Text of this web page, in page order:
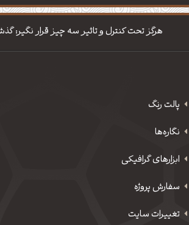
هرگز تحت کنترل و تاثیر سه چیز قرار نگیر:
پالت رنگ
نگاره‌ها
ابزارهای گرافیکی
سفارش پروژه
تغییرات سایت